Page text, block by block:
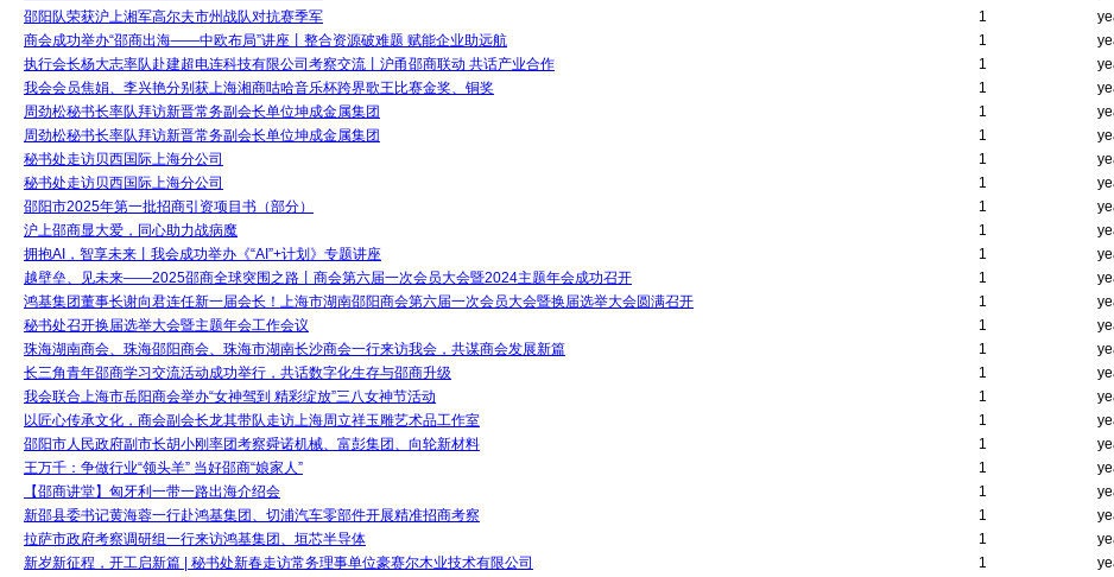
邵阳队荣获沪上湘军高尔夫市州战队对抗赛季军
1
商会成功举办“邵商出海——中欧布局”讲座丨整合资源破难题 赋能企业助远航
1
执行会长杨大志率队赴建超电连科技有限公司考察交流丨沪甬邵商联动 共话产业合作
1
我会会员焦娟、李兴艳分别获上海湘商咕哈音乐杯跨界歌王比赛金奖、铜奖
1
周劲松秘书长率队拜访新晋常务副会长单位坤成金属集团
1
周劲松秘书长率队拜访新晋常务副会长单位坤成金属集团
1
秘书处走访贝西国际上海分公司
1
秘书处走访贝西国际上海分公司
1
邵阳市2025年第一批招商引资项目书（部分）
1
沪上邵商显大爱，同心助力战病魔
1
拥抱AI，智享未来丨我会成功举办《“AI”+计划》专题讲座
1
越壁垒、见未来——2025邵商全球突围之路丨商会第六届一次会员大会暨2024主题年会成功召开
1
鸿基集团董事长谢向君连任新一届会长！上海市湖南邵阳商会第六届一次会员大会暨换届选举大会圆满召开
1
秘书处召开换届选举大会暨主题年会工作会议
1
珠海湖南商会、珠海邵阳商会、珠海市湖南长沙商会一行来访我会，共谋商会发展新篇
1
长三角青年邵商学习交流活动成功举行，共话数字化生存与邵商升级
1
我会联合上海市岳阳商会举办“女神驾到 精彩绽放”三八女神节活动
1
以匠心传承文化，商会副会长龙其带队走访上海周立祥玉雕艺术品工作室
1
邵阳市人民政府副市长胡小刚率团考察舜诺机械、富彭集团、向轮新材料
1
王万千：争做行业“领头羊” 当好邵商“娘家人”
1
【邵商讲堂】匈牙利一带一路出海介绍会
1
新邵县委书记黄海蓉一行赴鸿基集团、切浦汽车零部件开展精准招商考察
1
拉萨市政府考察调研组一行来访鸿基集团、垣芯半导体
1
新岁新征程，开工启新篇 | 秘书处新春走访常务理事单位豪赛尔木业技术有限公司
1